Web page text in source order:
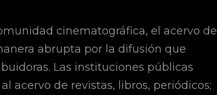
cinematográfica, el acervo de
abrupta por la difusión que
Las instituciones públicas
acervo de revistas, libros, periódicos;